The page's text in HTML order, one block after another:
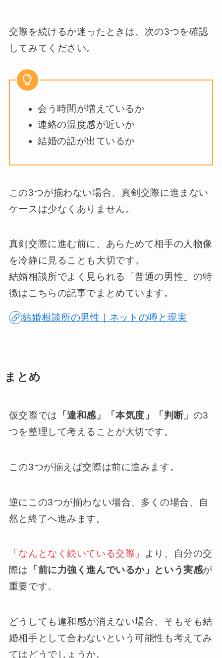
交際を続けるか迷ったときは、次の3つを確認
してみてください。
会う時間が増えているか
連絡の温度感が近いか
結婚の話が出ているか
この3つが揃わない場合、真剣交際に進まない
ケースは少なくありません。
真剣交際に進む前に、あらためて相手の人物像
を冷静に見ることも大切です。
結婚相談所でよく見られる「普通の男性」の特
徴はこちらの記事でまとめています。
結婚相談所の男性｜ネットの噂と現実
まとめ
仮交際では 「違和感」「本気度」「判断」 の3
つを整理して考えることが大切です。
この3つが揃えば交際は前に進みます。
逆にこの3つが揃わない場合、多くの場合、自
然と終了へ進みます。
「なんとなく続いている交際」
より、自分の交
際は 「前に力強く進んでいるか」という実感が
重要です。
どうしても違和感が消えない場合、そもそも結
婚相手として合わないという可能性も考えてみ
てはどうでしょうか。